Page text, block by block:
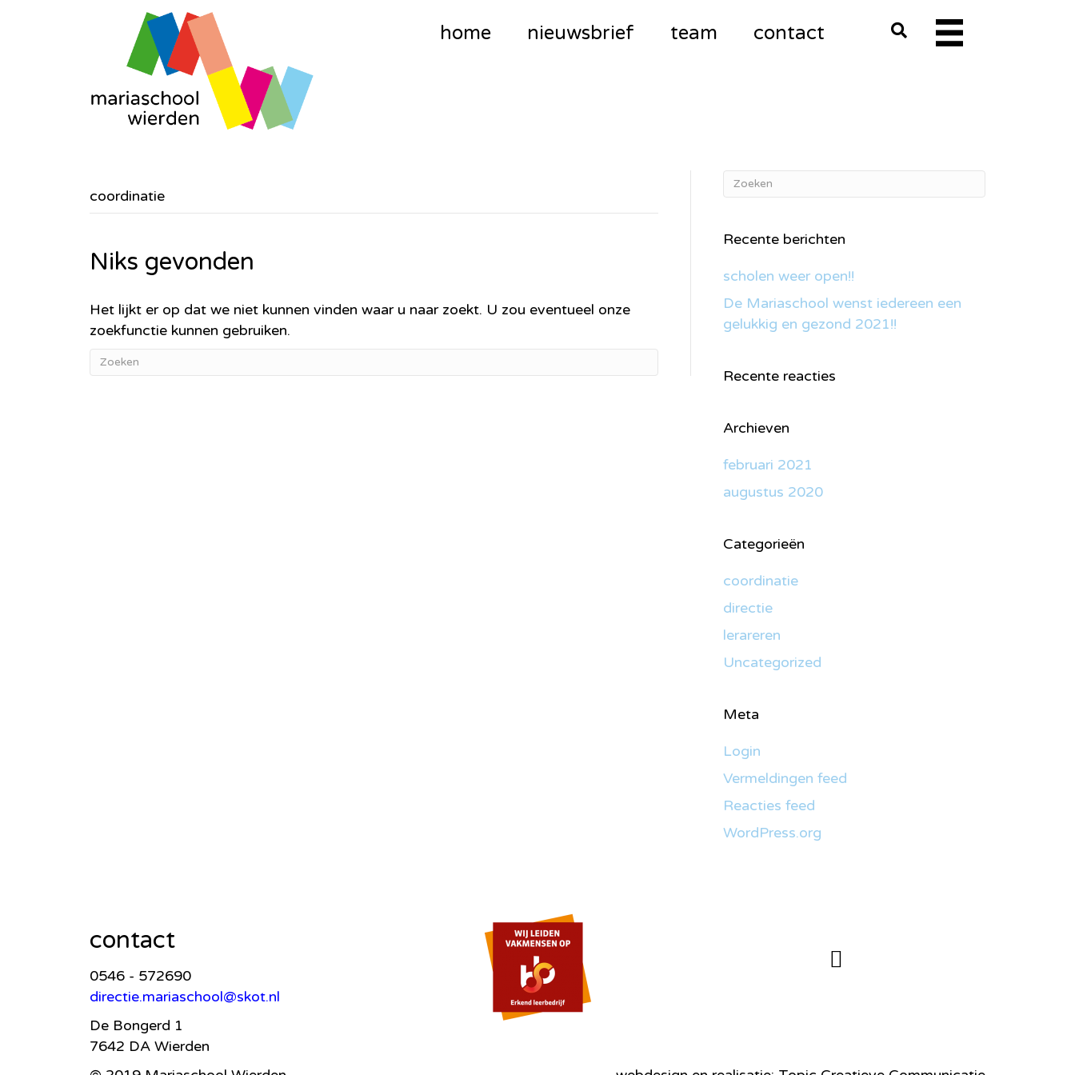
home nieuwsbrief team contact
coordinatie
Niks gevonden
Het lijkt er op dat we niet kunnen vinden waar u naar zoekt. U zou eventueel onze
zoekfunctie kunnen gebruiken.
Recente berichten
scholen weer open!!
De Mariaschool wenst iedereen een
gelukkig en gezond 2021!!
Recente reacties
Archieven
februari 2021
augustus 2020
Categorieën
coordinatie
directie
lerareren
Uncategorized
Meta
Login
Vermeldingen feed
Reacties feed
WordPress.org
contact
0546 - 572690
directie.mariaschool@skot.nl
De Bongerd 1
7642 DA Wierden